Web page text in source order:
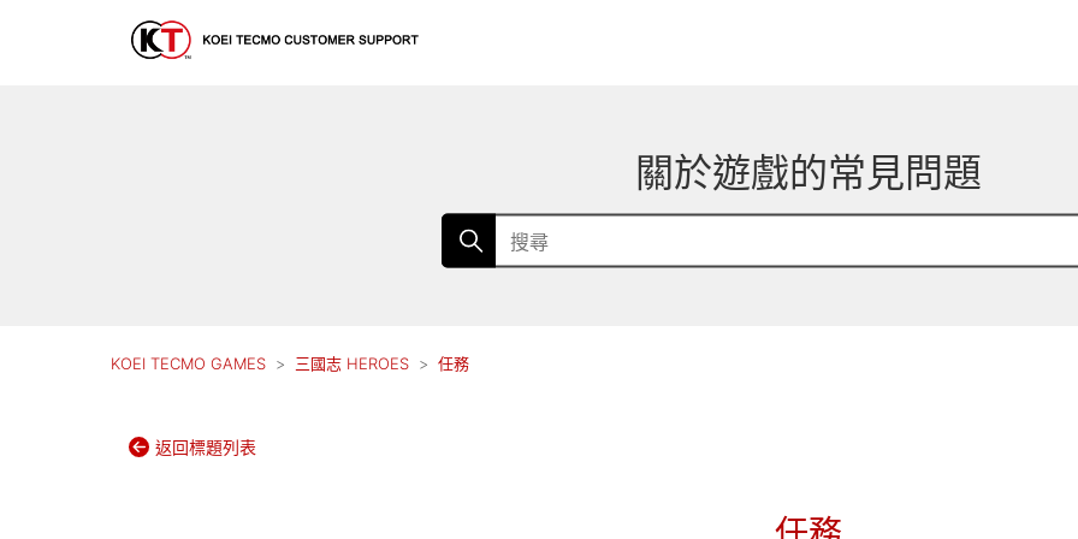
關於遊戲的常見問題
KOEI TECMO GAMES 三國志 HEROES 任務
返回標題列表